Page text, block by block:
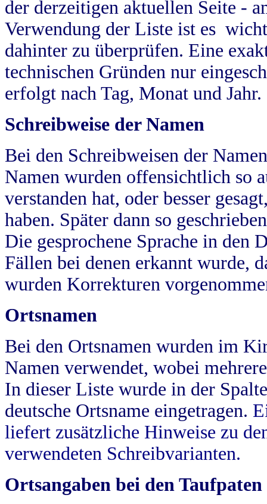
der derzeitigen aktuellen Seite -
Verwendung der Liste ist es
dahinter zu überprüfen. Eine
technischen Gründen nur
erfolgt nach Tag, Monat und Jahr.
Schreibweise der Namen
Bei den Schreibweisen der
Namen wurden offensichtlich so
verstanden hat, oder besser
haben. Später dann so
Die gesprochene Sprache in
Fällen bei denen erkannt wurde,
wurden Korrekturen
Ortsnamen
Bei den Ortsnamen wurden im
Namen verwendet, wobei
In dieser Liste wurde in der
deutsche Ortsname eingetragen.
liefert zusätzliche Hinweise zu
verwendeten Schreibvarianten.
Ortsangaben bei den Taufpaten